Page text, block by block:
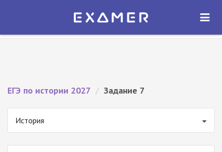
Экзамер — ЕГЭ 2027
ОТКРЫТЬ
ЕГЭ по истории 2027 / Задание 7
История